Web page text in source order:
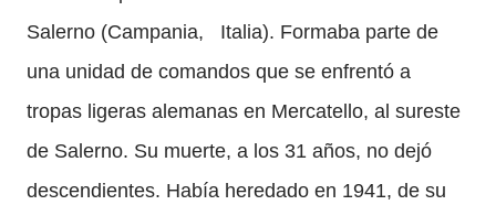
Salerno (Campania, Italia). Formaba parte de
una unidad de comandos que se enfrentó a
tropas ligeras alemanas en Mercatello, al sureste
de Salerno. Su muerte, a los 31 años, no dejó
descendientes. Había heredado en 1941, de su